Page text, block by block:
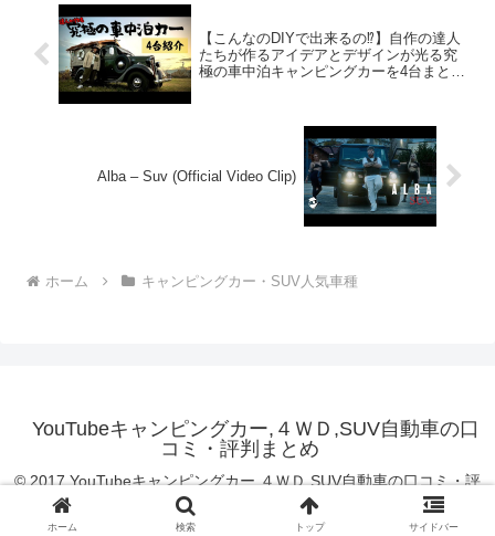
【こんなのDIYで出来るの⁉︎】自作の達人
たちが作るアイデアとデザインが光る究
極の車中泊キャンピングカーを4台まとめ
Alba – Suv (Official Video Clip)
ホーム キャンピングカー・SUV人気車種
YouTubeキャンピングカー,４ＷＤ,SUV自動車の口
コミ・評判まとめ
© 2017 YouTubeキャンピングカー,４ＷＤ,SUV自動車の口コミ・評
ホーム 検索 トップ サイドバー